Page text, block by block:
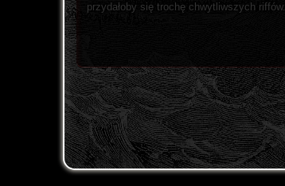
przydałoby się trochę chwytliwszych riffów.